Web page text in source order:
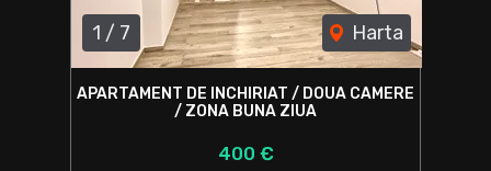
1 / 7 Harta
APARTAMENT DE INCHIRIAT / DOUA CAMERE
/ ZONA BUNA ZIUA
400 €